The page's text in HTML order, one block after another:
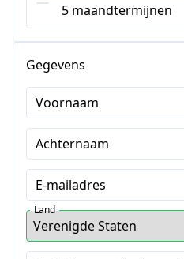
5 maandtermijnen
Gegevens
Voornaam
Achternaam
E-mailadres
Land